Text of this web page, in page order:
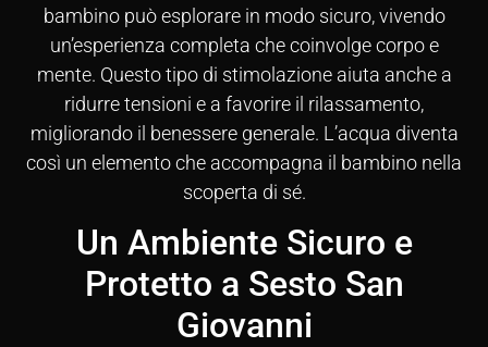
bambino può esplorare in modo sicuro, vivendo
un’esperienza completa che coinvolge corpo e
mente. Questo tipo di stimolazione aiuta anche a
ridurre tensioni e a favorire il rilassamento,
migliorando il benessere generale. L’acqua diventa
così un elemento che accompagna il bambino nella
scoperta di sé.
Un Ambiente Sicuro e
Protetto a Sesto San
Giovanni